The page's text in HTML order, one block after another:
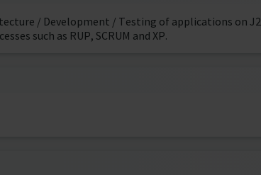
/ Development / Testing of applications on
such as RUP, SCRUM and XP.